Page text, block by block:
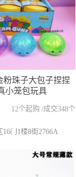
粉珠子大包子捏捏
小笼包玩具
成交348个
12个起购 /
门1楼8街2766A